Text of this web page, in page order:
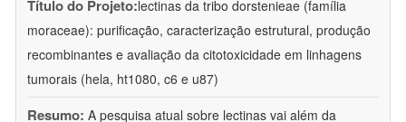
Título do Projeto:lectinas da tribo dorstenieae (família
moraceae): purificação, caracterização estrutural, produção
recombinantes e avaliação da citotoxicidade em linhagens
tumorais (hela, ht1080, c6 e u87)
Resumo: A pesquisa atual sobre lectinas vai além da